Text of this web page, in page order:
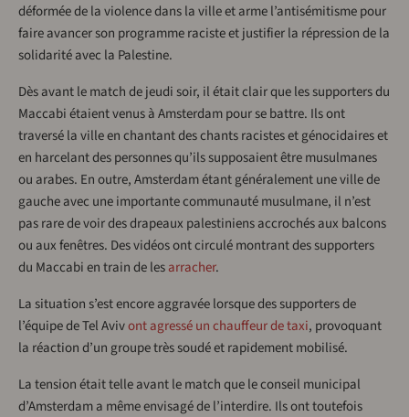
déformée de la violence dans la ville et arme l’antisémitisme pour
faire avancer son programme raciste et justifier la répression de la
solidarité avec la Palestine.
Dès avant le match de jeudi soir, il était clair que les supporters du
Maccabi étaient venus à Amsterdam pour se battre. Ils ont
traversé la ville en chantant des chants racistes et génocidaires et
en harcelant des personnes qu’ils supposaient être musulmanes
ou arabes. En outre, Amsterdam étant généralement une ville de
gauche avec une importante communauté musulmane, il n’est
pas rare de voir des drapeaux palestiniens accrochés aux balcons
ou aux fenêtres. Des vidéos ont circulé montrant des supporters
du Maccabi en train de lesarracher.
La situation s’est encore aggravée lorsque des supporters de
l’équipe de Tel Avivont agressé un chauffeur de taxi, provoquant
la réaction d’un groupe très soudé et rapidement mobilisé.
La tension était telle avant le match que le conseil municipal
d’Amsterdam a même envisagé de l’interdire. Ils ont toutefois